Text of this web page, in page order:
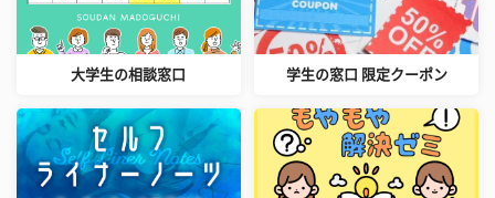
大学生の相談窓口 学生の窓口 限定クーポン